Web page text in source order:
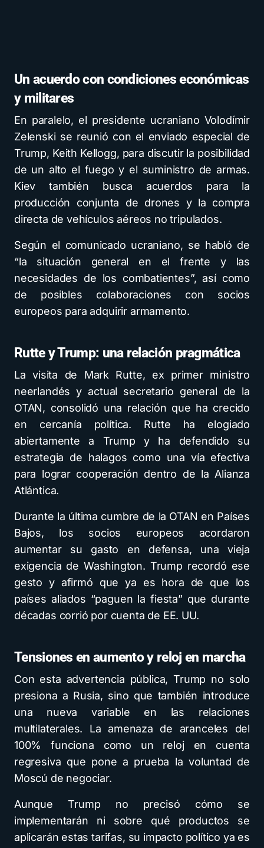
Un acuerdo con condiciones económicas
y militares
En paralelo, el presidente ucraniano Volodímir
Zelenski se reunió con el enviado especial de
Trump, Keith Kellogg, para discutir la posibilidad
de un alto el fuego y el suministro de armas.
Kiev también busca acuerdos para la
producción conjunta de drones y la compra
directa de vehículos aéreos no tripulados.
Según el comunicado ucraniano, se habló de
“la situación general en el frente y las
necesidades de los combatientes”, así como
de posibles colaboraciones con socios
europeos para adquirir armamento.
Rutte y Trump: una relación pragmática
La visita de Mark Rutte, ex primer ministro
neerlandés y actual secretario general de la
OTAN, consolidó una relación que ha crecido
en cercanía política. Rutte ha elogiado
abiertamente a Trump y ha defendido su
estrategia de halagos como una vía efectiva
para lograr cooperación dentro de la Alianza
Atlántica.
Durante la última cumbre de la OTAN en Países
Bajos, los socios europeos acordaron
aumentar su gasto en defensa, una vieja
exigencia de Washington. Trump recordó ese
gesto y afirmó que ya es hora de que los
países aliados “paguen la fiesta” que durante
décadas corrió por cuenta de EE. UU.
Tensiones en aumento y reloj en marcha
Con esta advertencia pública, Trump no solo
presiona a Rusia, sino que también introduce
una nueva variable en las relaciones
multilaterales. La amenaza de aranceles del
100% funciona como un reloj en cuenta
regresiva que pone a prueba la voluntad de
Moscú de negociar.
Aunque Trump no precisó cómo se
implementarán ni sobre qué productos se
aplicarán estas tarifas, su impacto político ya es